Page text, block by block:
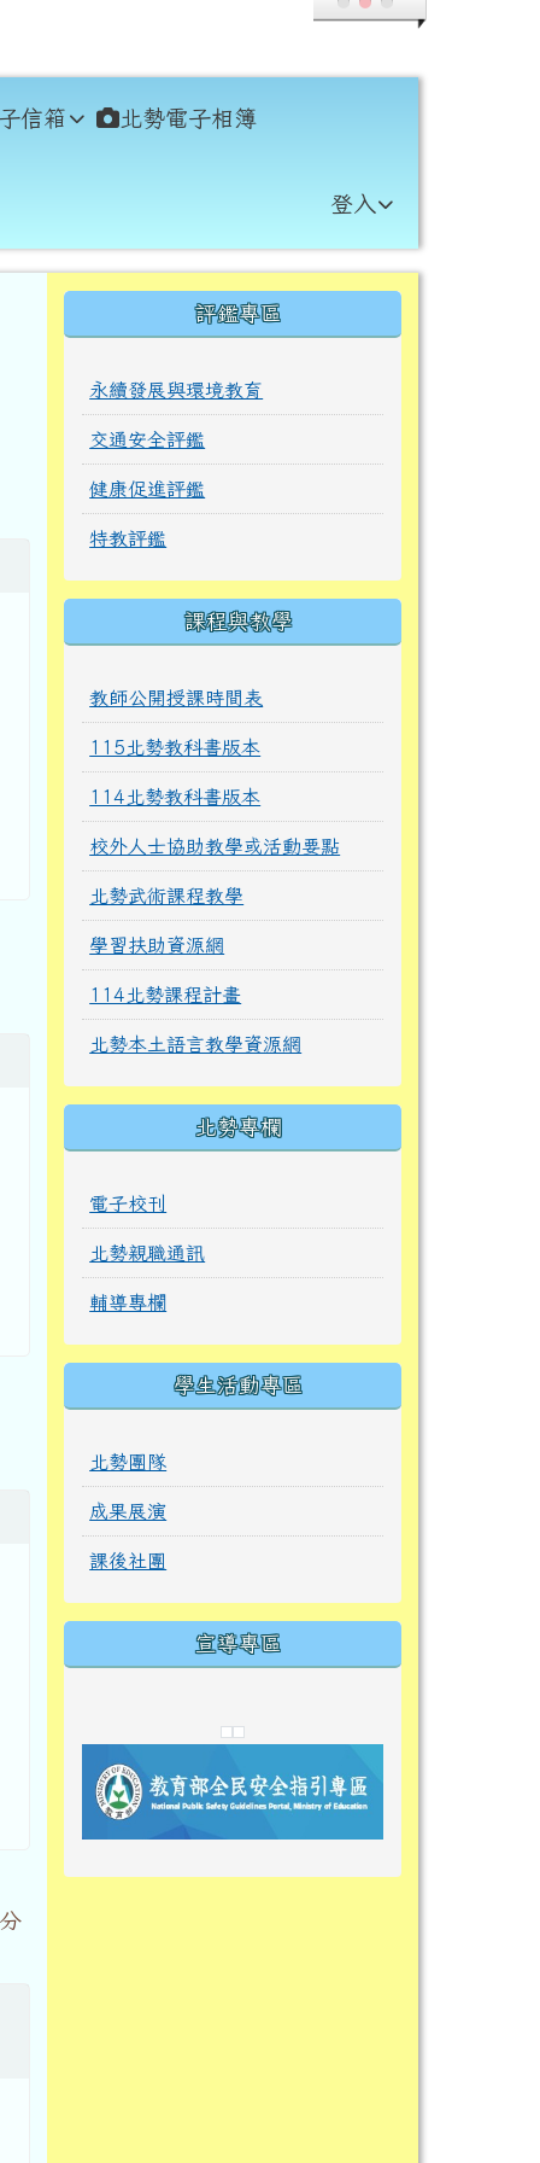
信箱 北勢電子相簿
登入
右邊區域內容
評鑑專區
永續發展與環境教育
交通安全評鑑
健康促進評鑑
特教評鑑
課程與教學
教師公開授課時間表
115北勢教科書版本
114北勢教科書版本
校外人士協助教學或活動要點
北勢武術課程教學
學習扶助資源網
114北勢課程計畫
北勢本土語言教學資源網
北勢專欄
電子校刊
北勢親職通訊
輔導專欄
學生活動專區
北勢團隊
成果展演
課後社團
宣導專區
link to https://
link to https://eliteracy.edu.tw/
link to https://
link to https://10000.gov.tw/
link to https://eliteracy.edu.tw/
link to https://10000.gov.tw/
link to https://
link to https://
link to https://i.win.org.tw/
link to https://
link to https://
link to https://
link to https://